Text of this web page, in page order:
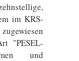
im KRS-
"PESEL-
und